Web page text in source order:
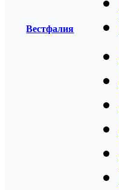
Вестфалия